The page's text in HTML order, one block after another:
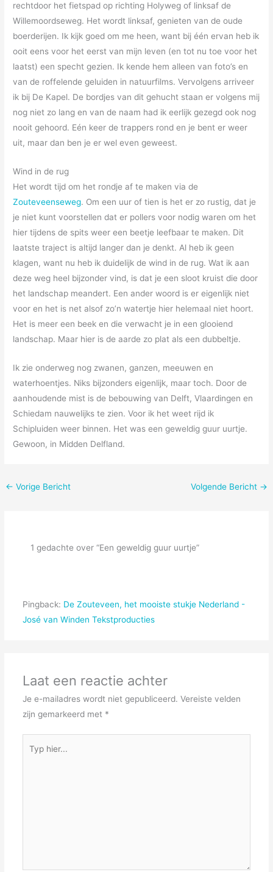
rechtdoor het fietspad op richting Holyweg of linksaf de
Willemoordseweg. Het wordt linksaf, genieten van de oude
boerderijen. Ik kijk goed om me heen, want bij één ervan heb ik
ooit eens voor het eerst van mijn leven (en tot nu toe voor het
laatst) een specht gezien. Ik kende hem alleen van foto’s en
van de roffelende geluiden in natuurfilms. Vervolgens arriveer
ik bij De Kapel. De bordjes van dit gehucht staan er volgens mij
nog niet zo lang en van de naam had ik eerlijk gezegd ook nog
nooit gehoord. Eén keer de trappers rond en je bent er weer
uit, maar dan ben je er wel even geweest.
Wind in de rug
Het wordt tijd om het rondje af te maken via de
Zouteveenseweg. Om een uur of tien is het er zo rustig, dat je
je niet kunt voorstellen dat er pollers voor nodig waren om het
hier tijdens de spits weer een beetje leefbaar te maken. Dit
laatste traject is altijd langer dan je denkt. Al heb ik geen
klagen, want nu heb ik duidelijk de wind in de rug. Wat ik aan
deze weg heel bijzonder vind, is dat je een sloot kruist die door
het landschap meandert. Een ander woord is er eigenlijk niet
voor en het is net alsof zo’n watertje hier helemaal niet hoort.
Het is meer een beek en die verwacht je in een glooiend
landschap. Maar hier is de aarde zo plat als een dubbeltje.
Ik zie onderweg nog zwanen, ganzen, meeuwen en
waterhoentjes. Niks bijzonders eigenlijk, maar toch. Door de
aanhoudende mist is de bebouwing van Delft, Vlaardingen en
Schiedam nauwelijks te zien. Voor ik het weet rijd ik
Schipluiden weer binnen. Het was een geweldig guur uurtje.
Gewoon, in Midden Delfland.
← Vorige Bericht Volgende Bericht →
1 gedachte over “Een geweldig guur uurtje”
Pingback: De Zouteveen, het mooiste stukje Nederland -
José van Winden Tekstproducties
Laat een reactie achter
Je e-mailadres wordt niet gepubliceerd. Vereiste velden
zijn gemarkeerd met *
hier...